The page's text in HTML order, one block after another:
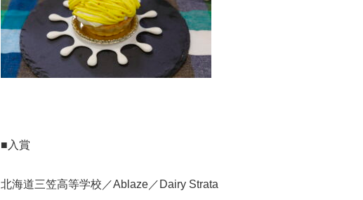
■入賞
北海道三笠⾼等学校／Ablaze／Dairy Strata